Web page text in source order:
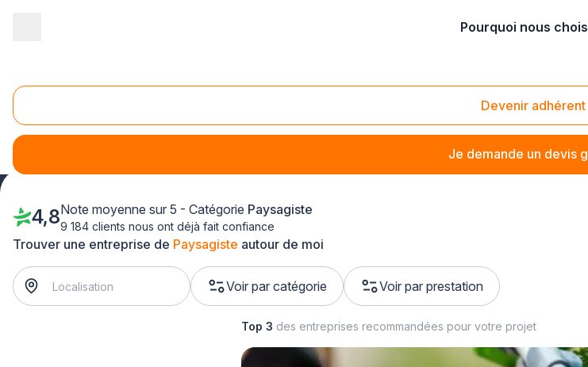
Pourquoi nous
Devenir adhérent
Je demande un devis
Paysagiste Marne (51)
En quête d'un paysagiste dans la Marne, pouraménager des cours d'immeuble ou
Trouver une entreprise de Paysagiste autour de moi
Voir par catégorie Voir par prestation
4,8Note moyenne sur 5 - Catégorie Paysagiste
9 184 clients nous ont déjà fait confiance
Top 3 des entreprises recommandées pour votre projet